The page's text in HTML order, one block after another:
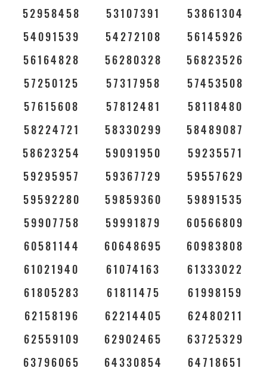
52958458
53107391
53861304
54091539
54272108
56145926
56164828
56280328
56823526
57250125
57317958
57453508
57615608
57812481
58118480
58224721
58330299
58489087
58623254
59091950
59235571
59295957
59367729
59557629
59592280
59859360
59891535
59907758
59991879
60566809
60581144
60648695
60983808
61021940
61074163
61333022
61805283
61811475
61998159
62158196
62214405
62480211
62559109
62902465
63725329
63796065
64330854
64718651